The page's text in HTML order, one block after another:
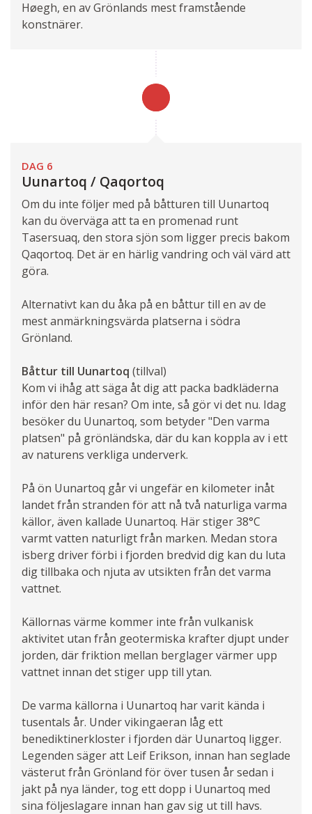
Høegh, en av Grönlands mest framstående
konstnärer.
DAG 6
Uunartoq / Qaqortoq
Om du inte följer med på båtturen till Uunartoq
kan du överväga att ta en promenad runt
Tasersuaq, den stora sjön som ligger precis bakom
Qaqortoq. Det är en härlig vandring och väl värd att
göra.
Alternativt kan du åka på en båttur till en av de
mest anmärkningsvärda platserna i södra
Grönland.
Båttur till Uunartoq (tillval)
Kom vi ihåg att säga åt dig att packa badkläderna
inför den här resan? Om inte, så gör vi det nu. Idag
besöker du Uunartoq, som betyder "Den varma
platsen" på grönländska, där du kan koppla av i ett
av naturens verkliga underverk.
På ön Uunartoq går vi ungefär en kilometer inåt
landet från stranden för att nå två naturliga varma
källor, även kallade Uunartoq. Här stiger 38°C
varmt vatten naturligt från marken. Medan stora
isberg driver förbi i fjorden bredvid dig kan du luta
dig tillbaka och njuta av utsikten från det varma
vattnet.
Källornas värme kommer inte från vulkanisk
aktivitet utan från geotermiska krafter djupt under
jorden, där friktion mellan berglager värmer upp
vattnet innan det stiger upp till ytan.
De varma källorna i Uunartoq har varit kända i
tusentals år. Under vikingaeran låg ett
benediktinerkloster i fjorden där Uunartoq ligger.
Legenden säger att Leif Erikson, innan han seglade
västerut från Grönland för över tusen år sedan i
jakt på nya länder, tog ett dopp i Uunartoq med
sina följeslagare innan han gav sig ut till havs.